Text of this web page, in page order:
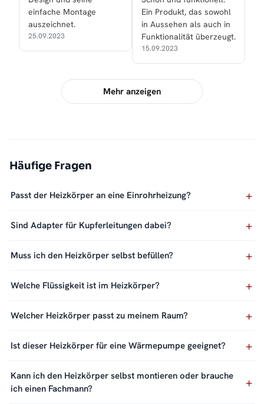
einfache Montage
auszeichnet.
25.09.2023
Ein Produkt, das sowohl
in Aussehen als auch in
Funktionalität überzeugt.
15.09.2023
Mehr anzeigen
Häufige Fragen
Passt der Heizkörper an eine Einrohrheizung?
Sind Adapter für Kupferleitungen dabei?
Muss ich den Heizkörper selbst befüllen?
Welche Flüssigkeit ist im Heizkörper?
Welcher Heizkörper passt zu meinem Raum?
Ist dieser Heizkörper für eine Wärmepumpe geeignet?
Kann ich den Heizkörper selbst montieren oder brauche
ich einen Fachmann?